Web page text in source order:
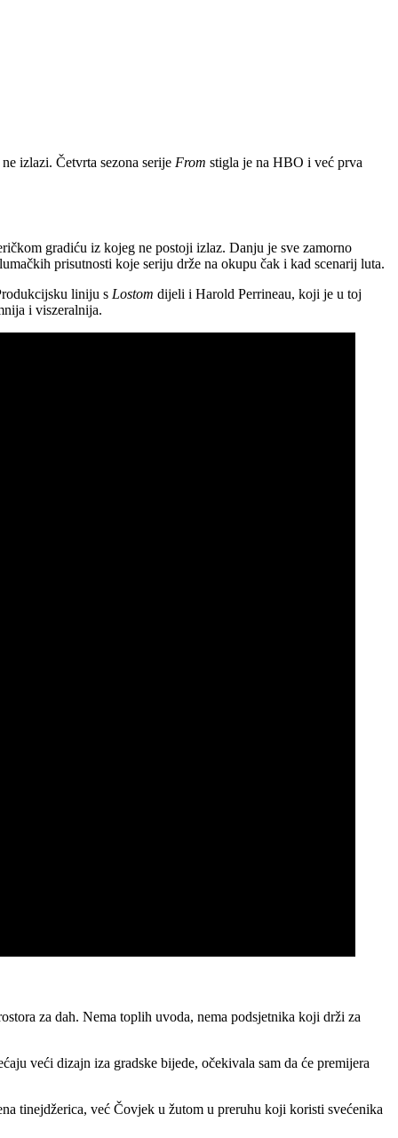
izlazi. Četvrta sezona serije From stigla je na HBO i već prva
gradiću iz kojeg ne postoji izlaz. Danju je sve zamorno
prisutnosti koje seriju drže na okupu čak i kad scenarij luta.
liniju s Lostom dijeli i Harold Perrineau, koji je u toj
i viszeralnija.
za dah. Nema toplih uvoda, nema podsjetnika koji drži za
veći dizajn iza gradske bijede, očekivala sam da će premijera
tinejdžerica, već Čovjek u žutom u preruhu koji koristi svećenika